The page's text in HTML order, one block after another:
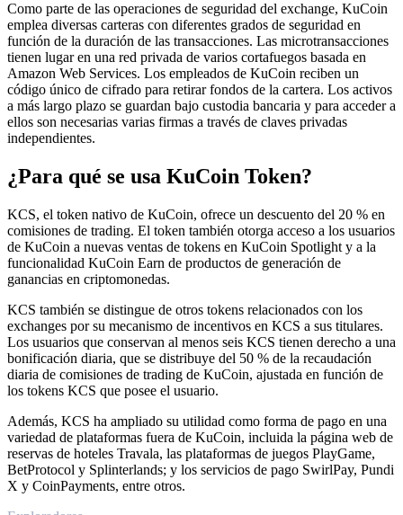
Como parte de las operaciones de seguridad del exchange, KuCoin
emplea diversas carteras con diferentes grados de seguridad en
función de la duración de las transacciones. Las microtransacciones
tienen lugar en una red privada de varios cortafuegos basada en
Amazon Web Services. Los empleados de KuCoin reciben un
código único de cifrado para retirar fondos de la cartera. Los activos
a más largo plazo se guardan bajo custodia bancaria y para acceder a
ellos son necesarias varias firmas a través de claves privadas
independientes.
¿Para qué se usa KuCoin Token?
KCS, el token nativo de KuCoin, ofrece un descuento del 20 % en
comisiones de trading. El token también otorga acceso a los usuarios
de KuCoin a nuevas ventas de tokens en KuCoin Spotlight y a la
funcionalidad KuCoin Earn de productos de generación de
ganancias en criptomonedas.
KCS también se distingue de otros tokens relacionados con los
exchanges por su mecanismo de incentivos en KCS a sus titulares.
Los usuarios que conservan al menos seis KCS tienen derecho a una
bonificación diaria, que se distribuye del 50 % de la recaudación
diaria de comisiones de trading de KuCoin, ajustada en función de
los tokens KCS que posee el usuario.
Además, KCS ha ampliado su utilidad como forma de pago en una
variedad de plataformas fuera de KuCoin, incluida la página web de
reservas de hoteles Travala, las plataformas de juegos PlayGame,
BetProtocol y Splinterlands; y los servicios de pago SwirlPay, Pundi
X y CoinPayments, entre otros.